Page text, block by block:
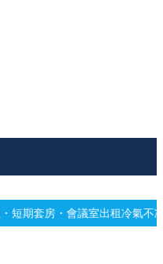
冷氣不冷有霉味？專業深洗・免